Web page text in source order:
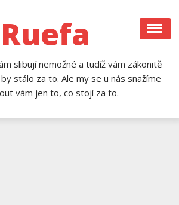
Ruefa
slibují nemožné a tudíž vám zákonitě
stálo za to. Ale my se u nás snažíme
vám jen to, co stojí za to.